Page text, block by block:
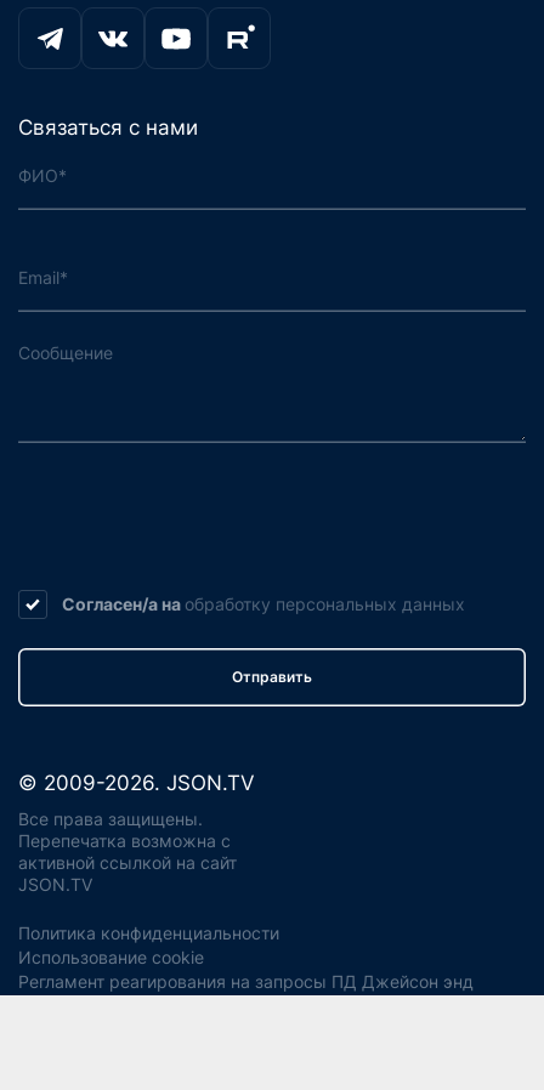
Связаться с нами
Согласен/а на обработку персональных данных
Отправить
© 2009-2026. JSON.TV
Все права защищены.
Перепечатка возможна с
активной ссылкой на сайт
JSON.TV
Политика конфиденциальности
Использование cookie
Регламент реагирования на запросы ПД Джейсон энд